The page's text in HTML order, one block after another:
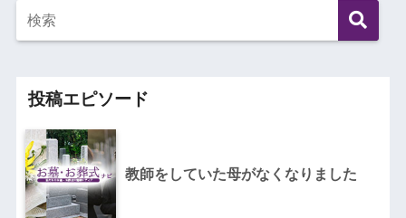
投稿エピソード
教師をしていた母がなくなりました